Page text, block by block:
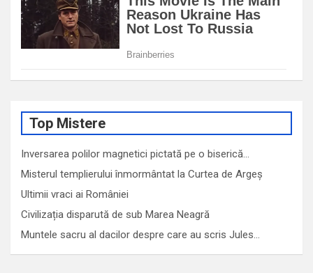
Top Mistere
Inversarea polilor magnetici pictată pe o biserică…
Misterul templierului înmormântat la Curtea de Argeș
Ultimii vraci ai României
Civilizația disparută de sub Marea Neagră
Muntele sacru al dacilor despre care au scris Jules…